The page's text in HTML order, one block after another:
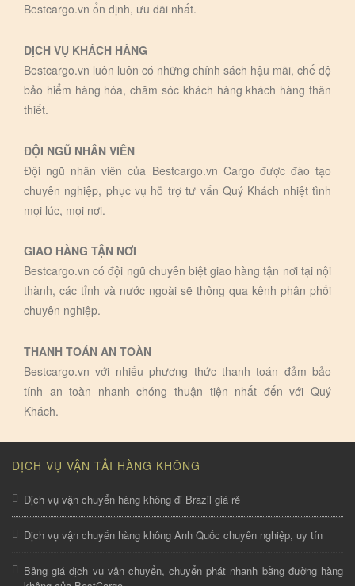
Bestcargo.vn ổn định, ưu đãi nhất.
DỊCH VỤ KHÁCH HÀNG
Bestcargo.vn luôn luôn có những chính sách hậu mãi, chế độ
bảo hiểm hàng hóa, chăm sóc khách hàng khách hàng thân
thiết.
ĐỘI NGŨ NHÂN VIÊN
Đội ngũ nhân viên của Bestcargo.vn Cargo được đào tạo
chuyên nghiệp, phục vụ hỗ trợ tư vấn Quý Khách nhiệt tình
mọi lúc, mọi nơi.
GIAO HÀNG TẬN NƠI
Bestcargo.vn có đội ngũ chuyên biệt giao hàng tận nơi tại nội
thành, các tỉnh và nước ngoài sẽ thông qua kênh phân phối
chuyên nghiệp.
THANH TOÁN AN TOÀN
Bestcargo.vn với nhiếu phương thức thanh toán đảm bảo
tính an toàn nhanh chóng thuận tiện nhất đến với Quý
Khách.
DỊCH VỤ VẬN TẢI HÀNG KHÔNG
Dịch vụ vận chuyển hàng không đi Brazil giá rẻ
Dịch vụ vận chuyển hàng không Anh Quốc chuyên nghiệp, uy tín
Bảng giá dịch vụ vận chuyển, chuyển phát nhanh bằng đường hàng